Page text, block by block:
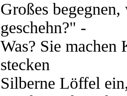
Großes
geschehn?" -
Was? Sie machen
stecken
Silberne Löffel